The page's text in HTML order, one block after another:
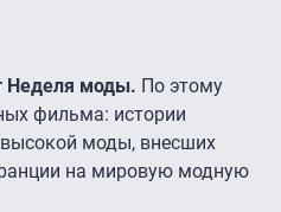
Неделя моды. По этому
фильма: истории
моды, внесших
на мировую модную